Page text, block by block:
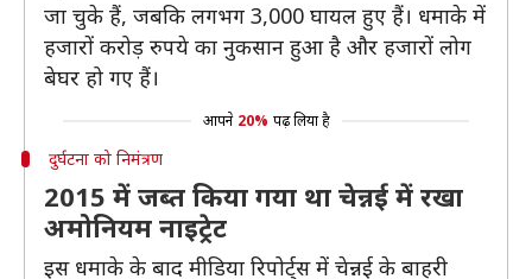
जा चुके हैं, जबकि लगभग 3,000 घायल हुए हैं। धमाके में
हजारों करोड़ रुपये का नुकसान हुआ है और हजारों लोग
बेघर हो गए हैं।
आपने 20% पढ़ लिया है
दुर्घटना को निमंत्रण
2015 में जब्त किया गया था चेन्नई में रखा
अमोनियम नाइट्रेट
इस धमाके के बाद मीडिया रिपोर्ट्स में चेन्नई के बाहरी